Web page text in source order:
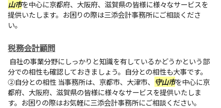
山市を中心に京都府、大阪府、滋賀県の皆様に様々なサービスを
提供いたします。お困りの際は三添会計事務所にご相談くださ
い。
税務会計顧問
自社の事業分野にしっかりと知識を有しているかどうかという部
分での相性も確認しておきましょう。自分との相性も大事です。
②自分との相性 当事務所は、京都市、大津市、 守山市を中心に京
都府、大阪府、滋賀県の皆様に様々なサービスを提供いたしま
す。お困りの際はお気軽に三添会計事務所にご相談ください。